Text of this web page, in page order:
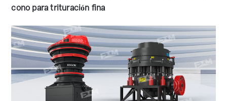
cono para trituración fina